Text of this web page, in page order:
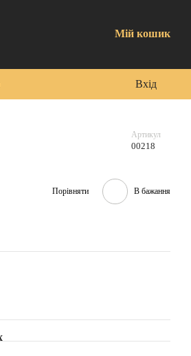
Мій кошик
Вхід
Артикул
00218
Порівняти В бажання